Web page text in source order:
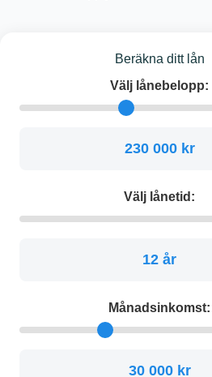
Beräkna ditt lån
Välj lånebelopp:
230 000 kr
Välj lånetid:
12 år
Månadsinkomst:
30 000 kr